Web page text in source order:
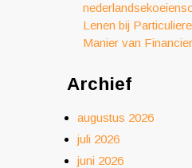
Lenen bij
Manier van
Archief
augustus 2026
juli 2026
juni 2026